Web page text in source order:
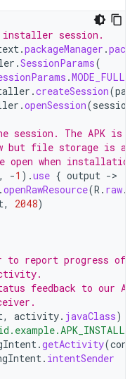
session.
.packageManager .
.SessionParams(
.
.createSession(
.openSession(
session. The APK is
but file storage is a
open when
, -1 ).use { output -
.openRawResource(R . raw.
, 2048)
to report progress
feedback to our
, activity. javaClass)
.getActivity(
. intentSender